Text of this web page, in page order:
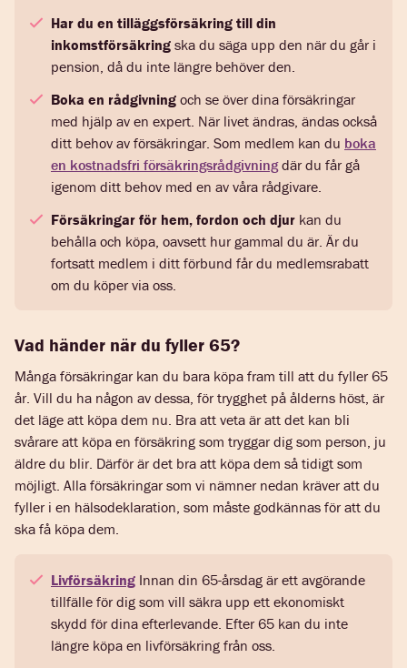
Har du en tilläggsförsäkring till din
inkomstförsäkring ska du säga upp den när du går i
pension, då du inte längre behöver den.
Boka en rådgivning och se över dina försäkringar
med hjälp av en expert. När livet ändras, ändas också
ditt behov av försäkringar. Som medlem kan du boka
en kostnadsfri försäkringsrådgivningdär du får gå
igenom ditt behov med en av våra rådgivare.
Försäkringar för hem, fordon och djur kan du
behålla och köpa, oavsett hur gammal du är. Är du
fortsatt medlem i ditt förbund får du medlemsrabatt
om du köper via oss.
Vad händer när du fyller 65?
Många försäkringar kan du bara köpa fram till att du fyller 65
år. Vill du ha någon av dessa, för trygghet på ålderns höst, är
det läge att köpa dem nu. Bra att veta är att det kan bli
svårare att köpa en försäkring som tryggar dig som person, ju
äldre du blir. Därför är det bra att köpa dem så tidigt som
möjligt. Alla försäkringar som vi nämner nedan kräver att du
fyller i en hälsodeklaration, som måste godkännas för att du
ska få köpa dem.
Livförsäkring Innan din 65-årsdag är ett avgörande
tillfälle för dig som vill säkra upp ett ekonomiskt
skydd för dina efterlevande. Efter 65 kan du inte
längre köpa en livförsäkring från oss.